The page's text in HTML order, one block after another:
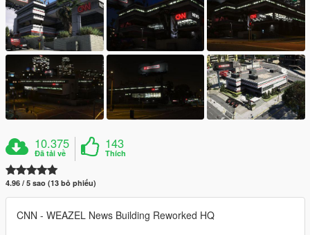
10.375
Đã tải về
143
Thích
4.96 / 5 sao (13 bỏ phiếu)
CNN - WEAZEL News Building Reworked HQ